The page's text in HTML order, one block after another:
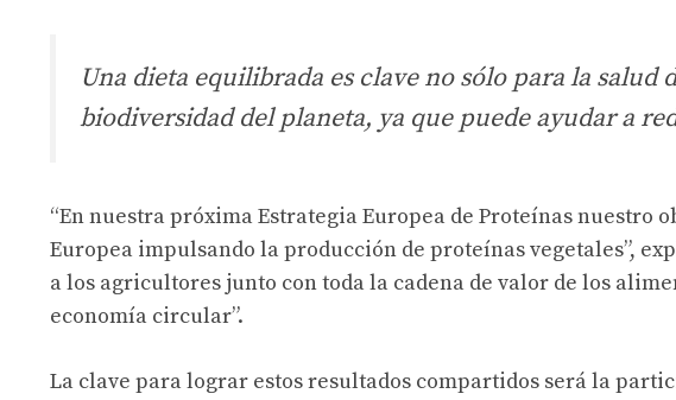
Una dieta equilibrada es clave no sólo para la salud
biodiversidad del planeta, ya que puede ayudar a
“En nuestra próxima Estrategia Europea de Proteínas nuestro
Europea impulsando la producción de proteínas vegetales”,
a los agricultores junto con toda la cadena de valor de los
economía circular”.
La clave para lograr estos resultados compartidos será la